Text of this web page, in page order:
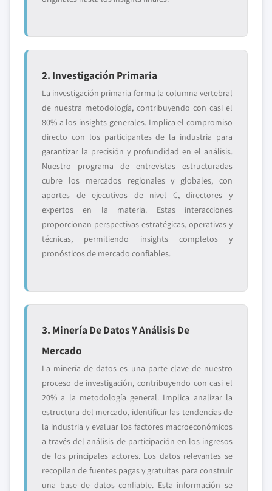
2. Investigación Primaria
La investigación primaria forma la columna vertebral
de nuestra metodología, contribuyendo con casi el
80% a los insights generales. Implica el compromiso
directo con los participantes de la industria para
garantizar la precisión y profundidad en el análisis.
Nuestro programa de entrevistas estructuradas
cubre los mercados regionales y globales, con
aportes de ejecutivos de nivel C, directores y
expertos en la materia. Estas interacciones
proporcionan perspectivas estratégicas, operativas y
técnicas, permitiendo insights completos y
pronósticos de mercado confiables.
3. Minería De Datos Y Análisis De
Mercado
La minería de datos es una parte clave de nuestro
proceso de investigación, contribuyendo con casi el
20% a la metodología general. Implica analizar la
estructura del mercado, identificar las tendencias de
la industria y evaluar los factores macroeconómicos
a través del análisis de participación en los ingresos
de los principales actores. Los datos relevantes se
recopilan de fuentes pagas y gratuitas para construir
una base de datos confiable. Esta información se